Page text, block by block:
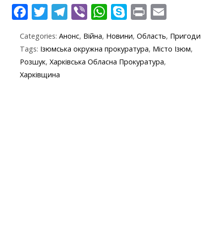
F
e
b
o
T
itt
er
T
e
gr
Vi
b
er
W
at
s
S
y
p
Pr
t ai
Categories: Анонс, Війна, Новини, Область, Пригоди
Tags: Ізюмська окружна прокуратура, Місто Ізюм,
Розшук, Харківська Обласна Прокуратура,
Харківщина